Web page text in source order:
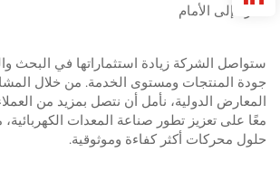
نظرة إلى الأمام
ستواصل الشركة زيادة استثماراتها في البحث
جودة المنتجات ومستوى الخدمة. من خلال
المعارض الدولية، نأمل أن نتصل بمزيد من
معًا على تعزيز تطور صناعة المعدات الكهربائية،
حلول محركات أكثر كفاءة وموثوقية.